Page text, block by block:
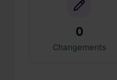
0
Changements